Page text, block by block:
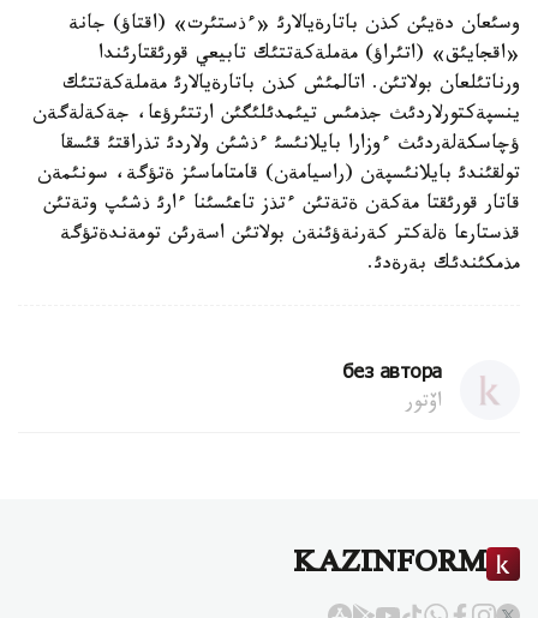
وسئعان دةيئن كذن باتارةيالارئ «ءذستئرت» (اقتاؤ) جانة
«اقجايئق» (اتئراؤ) مةملةكةتتئك تابيعي قورئقتارئندا
ورناتئلعان بولاتئن. اتالمئش كذن باتارةيالارئ مةملةكةتتئك
ينسپةكتورلاردئث جذمئس تيئمدئلئگئن ارتتئرؤعا، جةكةلةگةن
ؤچاسكةلةردئث ءوزارا بايلانئسئ ءذشئن ولاردئ تذراقتئ قئسقا
تولقئندئ بايلانئسپةن (راسيامةن) قامتاماسئز ةتؤگة، سونئمةن
قاتار قورئقتا مةكةن ةتةتئن ءتذز تاعئسئنا ءارئ ذشئپ وتةتئن
قذستارعا ةلةكتر كةرنةؤئنةن بولاتئن اسةرئن تومةندةتؤگة
مذمكئندئك بةرةدئ.
без автора
اۆتور
KAZINFORM